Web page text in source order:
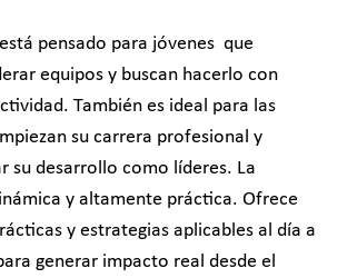
pensado para jóvenes que
equipos y buscan hacerlo con
También es ideal para las
su carrera profesional y
su desarrollo como líderes. La
y altamente práctica. Ofrece
y estrategias aplicables al día a
generar impacto real desde el